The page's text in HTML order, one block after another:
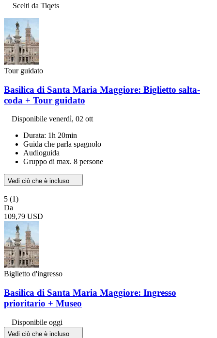
Scelti da Tiqets
Tour guidato
Basilica di Santa Maria Maggiore: Biglietto salta-
coda + Tour guidato
Disponibile venerdì, 02 ott
Durata: 1h 20min
Guida che parla spagnolo
Audioguida
Gruppo di max. 8 persone
Vedi ciò che è incluso
5 (1)
Da
109,79 USD
Biglietto d'ingresso
Basilica di Santa Maria Maggiore: Ingresso
prioritario + Museo
Disponibile oggi
Vedi ciò che è incluso